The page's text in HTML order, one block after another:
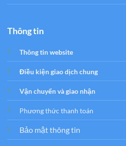
Thông tin
Thông tin website
Điều kiện giao dịch chung
Vận chuyển và giao nhận
Phương thức thanh toán
Bảo mật thông tin